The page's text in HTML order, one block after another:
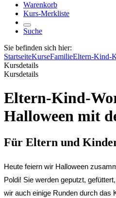
Warenkorb
Kurs-Merkliste
Suche
Sie befinden sich hier:
StartseiteKurseFamilieEltern-Kind-
Kursdetails
Kursdetails
Eltern-Kind-
Halloween mit
Für Eltern und
Heute feiern wir Halloween
Poldi! Sie werden geputzt,
wir auch einige Runden durch das